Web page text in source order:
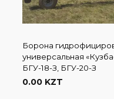
Борона
универсальная
БГУ-18-З, БГУ-20-З
0.00 KZT